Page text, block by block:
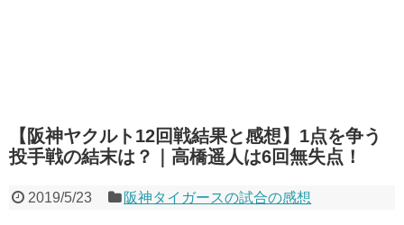
【阪神ヤクルト12回戦結果と感想】1点を争う
投手戦の結末は？｜高橋遥人は6回無失点！
2019/5/23 阪神タイガースの試合の感想